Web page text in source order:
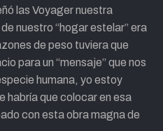
las Voyager nuestra
nuestro “hogar estelar” era
de peso tuviera que
para un “mensaje” que nos
humana, yo estoy
habría que colocar en esa
con esta obra magna de